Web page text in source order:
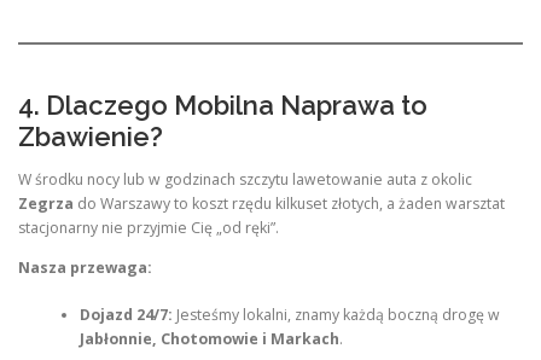
4. Dlaczego Mobilna Naprawa to
Zbawienie?
W środku nocy lub w godzinach szczytu lawetowanie auta z okolic
Zegrza do Warszawy to koszt rzędu kilkuset złotych, a żaden warsztat
stacjonarny nie przyjmie Cię „od ręki”.
Nasza przewaga:
Dojazd 24/7: Jesteśmy lokalni, znamy każdą boczną drogę w
Jabłonnie, Chotomowie i Markach.